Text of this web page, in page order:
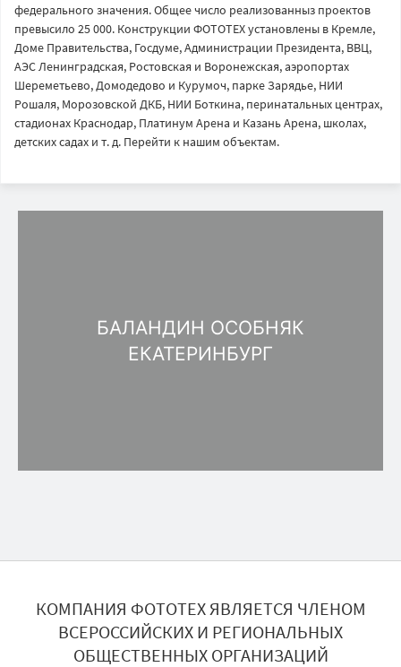
федерального значения. Общее число реализованныз проектов
превысило 25 000. Конструкции ФОТОТЕХ установлены в Кремле,
Доме Правительства, Госдуме, Администрации Президента, ВВЦ,
АЭС Ленинградская, Ростовская и Воронежская, аэропортах
Шереметьево, Домодедово и Курумоч, парке Зарядье, НИИ
Рошаля, Морозовской ДКБ, НИИ Боткина, перинатальных центрах,
стадионах Краснодар, Платинум Арена и Казань Арена, школах,
детских садах и т. д. Перейти к нашим объектам.
БАЛАНДИН ОСОБНЯК
ЕКАТЕРИНБУРГ
КОМПАНИЯ ФОТОТЕХ ЯВЛЯЕТСЯ ЧЛЕНОМ
ВСЕРОССИЙСКИХ И РЕГИОНАЛЬНЫХ
ОБЩЕСТВЕННЫХ ОРГАНИЗАЦИЙ